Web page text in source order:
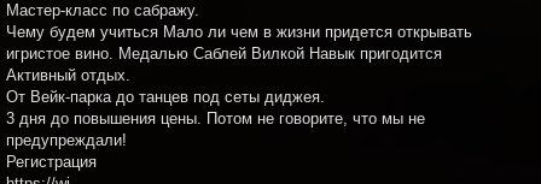
Мастер-класс по сабражу.
Чему будем учиться Мало ли чем в жизни придется открывать
игристое вино. Медалью Саблей Вилкой Навык пригодится
Активный отдых.
От Вейк-парка до танцев под сеты диджея.
3 дня до повышения цены. Потом не говорите, что мы не
предупреждали!
Регистрация